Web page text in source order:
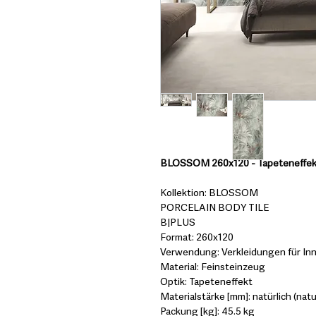
BLOSSOM 260x120 -
Kollektion: BLOSSOM
PORCELAIN BODY TILE
B|PLUS
Format: 260x120
Verwendung: Verkleidungen für
Material: Feinsteinzeug
Optik: Tapeteneffekt
Materialstärke [mm]: natürlich
Packung [kg]: 45.5 kg